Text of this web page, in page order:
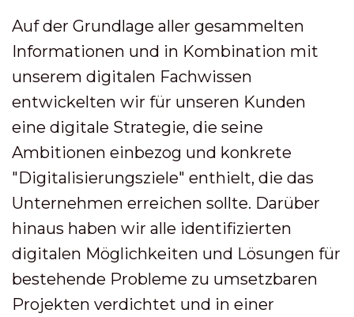
Auf der Grundlage aller gesammelten
Informationen und in Kombination mit
unserem digitalen Fachwissen
entwickelten wir für unseren Kunden
eine digitale Strategie, die seine
Ambitionen einbezog und konkrete
"Digitalisierungsziele" enthielt, die das
Unternehmen erreichen sollte. Darüber
hinaus haben wir alle identifizierten
digitalen Möglichkeiten und Lösungen für
bestehende Probleme zu umsetzbaren
Projekten verdichtet und in einer